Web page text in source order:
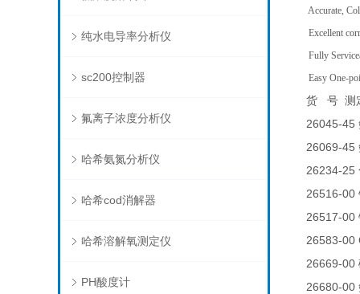
纯水电导率分析仪
sc200控制器
氟离子浓度分析仪
哈希氨氮分析仪
哈希cod消解器
哈希溶解氧测定仪
PH酸度计
Accurate,
Excellent
Fully
Easy One-
货 号 测
26045-45
26069-45
26234-25
26516-00
26517-00
26583-
26669-00
26680-00